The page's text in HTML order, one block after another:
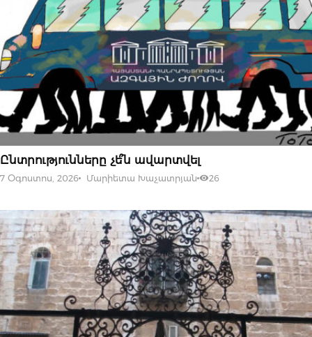
07 ՕԳՈՍՏՈՍԻ, 2026
Ընտրությունները չե՞ն ավարտվել
7 Օգոստոս, 2026 Մարիետա Խաչատրյան 26